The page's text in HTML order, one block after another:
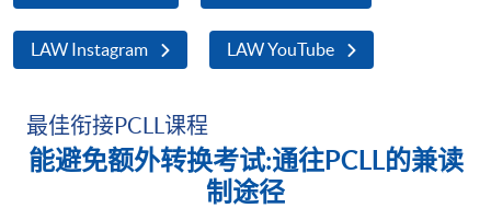
LAW Instagram LAW YouTube
最佳衔接PCLL课程
能避免额外转换考试:通往PCLL的兼读
制途径